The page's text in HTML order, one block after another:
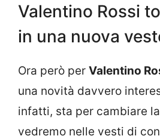
Valentino Rossi
in una nuova
Ora però per Valentino
una novità davvero
infatti, sta per cambiare
vedremo nelle vesti di